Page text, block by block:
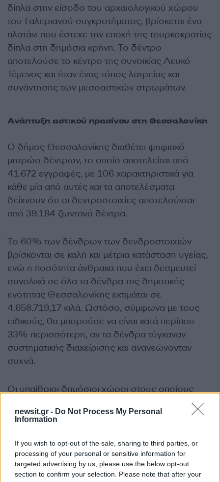
newsit.gr - Do Not Process My Personal
Information
If you wish to opt-out of the sale, sharing to third parties, or
processing of your personal or sensitive information for
targeted advertising by us, please use the below opt-out
section to confirm your selection. Please note that after your
δίπλα στην είσοδο του αρχαιολογικού χώρου
του Γαλεριανού συγκροτήματος, βρίσκεται ένα
πλατάνι που έστεκε την εποχή της τουρκοκρατίας
δίπλα στη δημόσια κρήνη. Το δέντρο
αποτελούσε το κέντρο της συνοικίας Λευκό
Τέμενος και ήταν ένας τόπος λατρείας και
συνάντησης των μεσοαστικών στρωμάτων.
Ανάπτυξη αστικού πρασίνου στη Θεσσαλονίκη
Ο δήμος Θεσσαλονίκης διαθέτει ψηφιακό
μητρώο δέντρων, το οποίο αποτελείται από
41.672 εγγραφές, με 106 χαρακτηριστικά για
κάθε μία από αυτές και τα αποτελέσματα
δείχνουν ότι οι δεντροστοιχίες αποτελούνται
από 39.184 ζωντανά δέντρα.
Το 60% των δένδρων των δενδροστοιχιών
βρίσκονται σε καλή και μέτρια κατάσταση υγείας,
ενώ η ποσότητα άνθρακα που έχει δεσμευτεί
συνολικά σε όλα τα δένδρα της δημοτικής
ενότητας Θεσσαλονίκης εκτιμάται σε
4.658.719,17 κιλά. Ωστόσο, σύμφωνα με τους
ειδικούς, θα μπορούσε να είναι κατά περίπου
33% περισσότερη, αν τα δένδρα τύγχαναν
συστηματικής διαχείρισης και ανανεώνονταν
συχνά.
Οι υπαίθριοι δημόσιοι χώροι στους οποίους
αναπτύσσεται και συντηρείται το αστικό πράσινο
σήμερα στον κεντρικό δήμο μπορούν να
ανάλογα με το μέγεθος, την επισκεψιμότητα και
τη χρήση σε: μητροπολιτικά πάρκα (Χ.Α.Ν.Θ,
Πεδίο Άρεως, Νέα Ελβετία και παραλιακή